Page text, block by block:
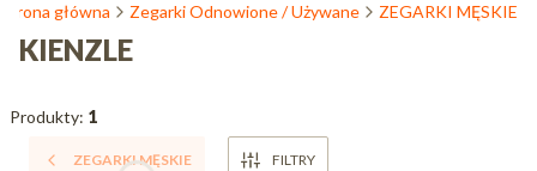
Strona główna Zegarki Odnowione / Używane ZEGARKI MĘSKIE
KIENZLE
Produkty: 1
ZEGARKI MĘSKIE FILTRY